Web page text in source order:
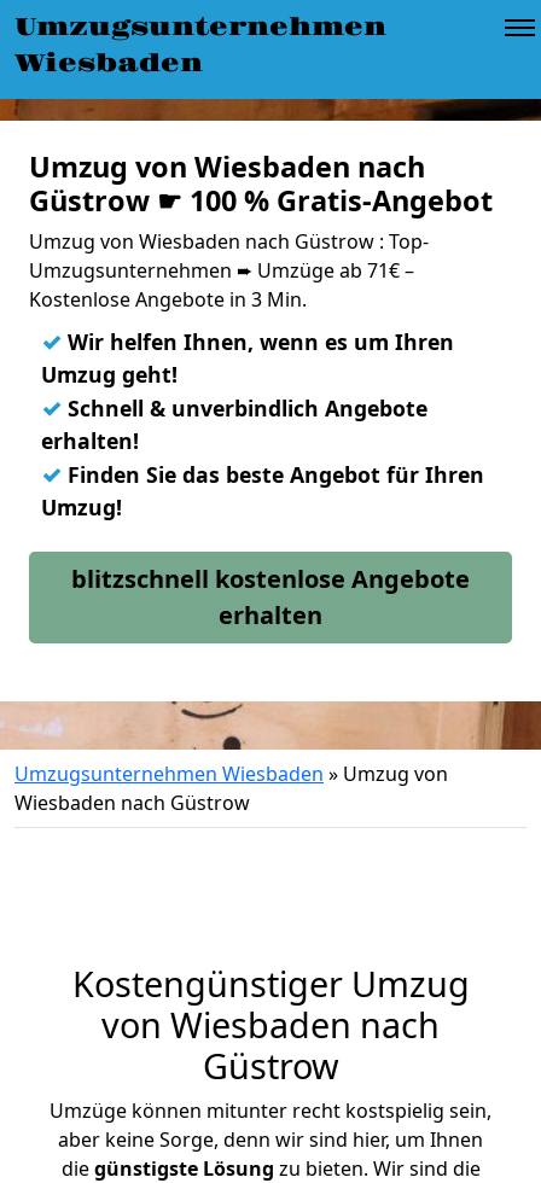
Umzugsunternehmen
Wiesbaden
Umzug von Wiesbaden nach
Güstrow ☛ 100 % Gratis-Angebot
Umzug von Wiesbaden nach Güstrow : Top-
Umzugsunternehmen ➨ Umzüge ab 71€ –
Kostenlose Angebote in 3 Min.
✓ Wir helfen Ihnen, wenn es um Ihren
Umzug geht!
✓ Schnell & unverbindlich Angebote
erhalten!
✓ Finden Sie das beste Angebot für Ihren
Umzug!
blitzschnell kostenlose Angebote
erhalten
Umzugsunternehmen Wiesbaden » Umzug von
Wiesbaden nach Güstrow
Kostengünstiger Umzug
von Wiesbaden nach
Güstrow
Umzüge können mitunter recht kostspielig sein,
aber keine Sorge, denn wir sind hier, um Ihnen
diegünstigste Lösung zu bieten. Wir sind die